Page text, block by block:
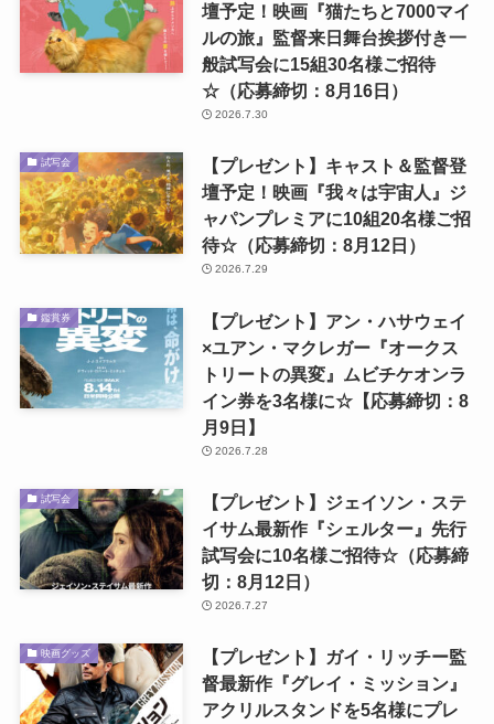
壇予定！映画『猫たちと7000マイ
ルの旅』監督来日舞台挨拶付き一
般試写会に15組30名様ご招待
☆（応募締切：8月16日）
2026.7.30
試写会
【プレゼント】キャスト＆監督登
壇予定！映画『我々は宇宙人』ジ
ャパンプレミアに10組20名様ご招
待☆（応募締切：8月12日）
2026.7.29
鑑賞券
【プレゼント】アン・ハサウェイ
×ユアン・マクレガー『オークス
トリートの異変』ムビチケオンラ
イン券を3名様に☆【応募締切：8
月9日】
2026.7.28
試写会
【プレゼント】ジェイソン・ステ
イサム最新作『シェルター』先行
試写会に10名様ご招待☆（応募締
切：8月12日）
2026.7.27
映画グッズ
【プレゼント】ガイ・リッチー監
督最新作『グレイ・ミッション』
アクリルスタンドを5名様にプレ